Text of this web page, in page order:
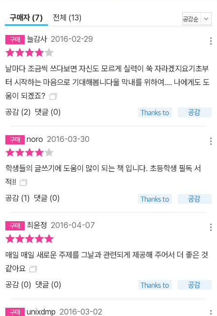
감상 포인트를 짤막하게 제시하여 작품에 대해 독자들 스스로 생각할
수 있는 여지를 마련했습니다. 5. 글쓰기가 싫은 날을 위한 Pass 스
티커와 꾸밈 스티커가 들어 있어요. 일 년 동안 하루도 빠짐없이 이 책
에 나온 글쓰기를 모두 해낸다는 것은 정말 보통 일이 아닙니다. 어떤
주제는 도무지 아이디어가 떠오르지 않거나 나와 잘 맞지 않는 주제
나씩 딱 열두 개의 Pass 스티커가 들어 있으니, 글쓰기 싫은 날은 당
성한 꾸밈 스티커도 들어 있어, 각 달마다 시작하는 페이지에 있는 달
력도 각자의 개성대로 멋지게 꾸며 볼 수 있습니다.
구매자 (7) 전체 (13)
늘감사 2016-02-29
날마다 조금씩 쓰다보면 자신도 모르게 실력이 쑥 자라겠지요기초부
터 시작하는 마음으로 기대해봅니다울 막내를 위하여.... 나에게도 도
움이 되겠죠?
공감 (2) 댓글 (0)
noro 2016-03-30
학생들의 글쓰기에 도움이 많이 되는 책 입니다. 초등학생 필독 서
적!!
공감 (1) 댓글 (0)
최윤정 2016-04-07
매일 매일 새로운 주제를 그날과 관련되게 제공해 주어서 더 좋은 것
같아요
공감 (0) 댓글 (0)
unixdmp 2016-03-02